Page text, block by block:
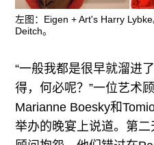
左图：Eigen + Art's Harry
Deitch。
“一般我都是很早就溜进
得，何必呢？”一位艺术
Marianne Boesky和
举办的晚宴上说道。第